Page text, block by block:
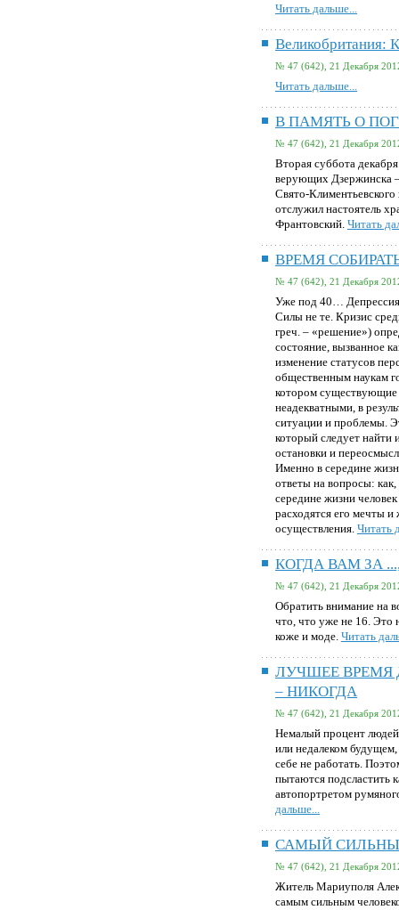
Читать дальше...
Великобритания:
№ 47 (642), 21 Декабря
Читать дальше...
В ПАМЯТЬ О
№ 47 (642), 21 Декабря
Вторая суббота
верующих Дзержинска –
Свято-
отслужил настоятель
Франтовский. Читать
ВРЕМЯ
№ 47 (642), 21 Декабря
Уже под 40… Депрессия,
Силы не те. Кризис
греч. – «решение»)
состояние, вызванное
изменение статусов
общественным наукам
котором существующие
неадекватными, в
ситуации и проблемы.
который следует
остановки и
Именно в середине
ответы на вопросы:
середине жизни человек
расходятся его мечты
осуществления. Читать
КОГДА ВАМ ЗА
№ 47 (642), 21 Декабря
Обратить внимание на
что, что уже не 16. Это
коже и моде. Читать
ЛУЧШЕЕ
– НИКОГДА
№ 47 (642), 21 Декабря
Немалый процент людей
или недалеком будущем,
себе не работать.
пытаются
автопортретом
дальше...
САМЫЙ
№ 47 (642), 21 Декабря
Житель Мариуполя
самым сильным